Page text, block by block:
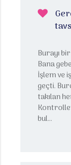
Burayı
Bana
İşlem ve
geçti.
takılan
bul...